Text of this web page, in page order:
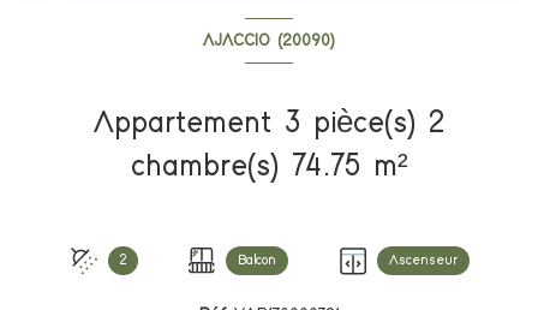
AJACCIO (20090)
Appartement 3 pièce(s) 2
chambre(s) 74.75 m²
2 Balcon Ascenseur